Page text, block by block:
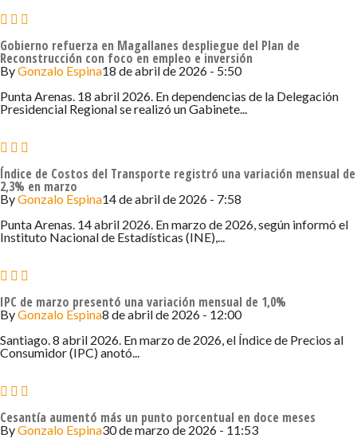
Gobierno refuerza en Magallanes despliegue del Plan de
Reconstrucción con foco en empleo e inversión
ByGonzalo Espina18 de abril de 2026 - 5:50
Punta Arenas. 18 abril 2026. En dependencias de la Delegación
Presidencial Regional se realizó un Gabinete...
Índice de Costos del Transporte registró una variación mensual de
2,3% en marzo
ByGonzalo Espina14 de abril de 2026 - 7:58
Punta Arenas. 14 abril 2026. En marzo de 2026, según informó el
Instituto Nacional de Estadísticas (INE),...
IPC de marzo presentó una variación mensual de 1,0%
ByGonzalo Espina8 de abril de 2026 - 12:00
Santiago. 8 abril 2026. En marzo de 2026, el Índice de Precios al
Consumidor (IPC) anotó...
Cesantía aumentó más un punto porcentual en doce meses
ByGonzalo Espina30 de marzo de 2026 - 11:53